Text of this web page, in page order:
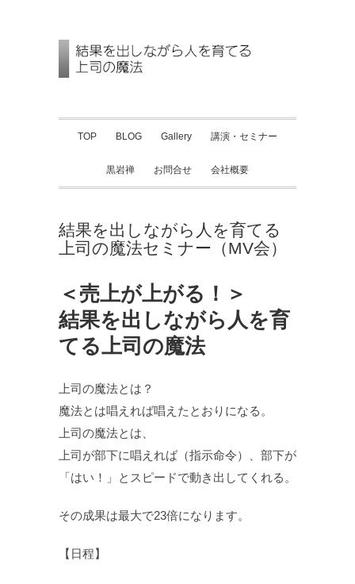
TOP BLOG Gallery 講演・セミナー
黒岩禅 お問合せ 会社概要
結果を出しながら人を育てる
上司の魔法セミナー（MV会）
＜売上が上がる！＞
結果を出しながら人を育
てる上司の魔法
上司の魔法とは？
魔法とは唱えれば唱えたとおりになる。
上司の魔法とは、
上司が部下に唱えれば（指示命令）、部下が
「はい！」とスピードで動き出してくれる。
その成果は最大で23倍になります。
【日程】